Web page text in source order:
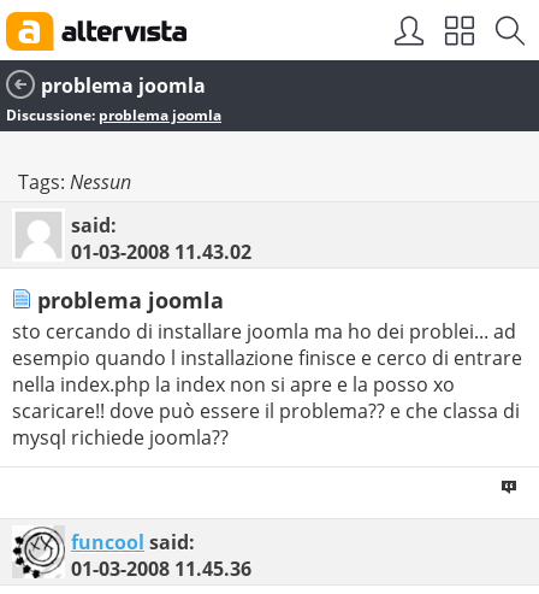
problema joomla
Discussione: problema joomla
Tags: Nessun
said:
01-03-2008 11.43.02
problema joomla
sto cercando di installare joomla ma ho dei problei... ad
esempio quando l installazione finisce e cerco di entrare
nella index.php la index non si apre e la posso xo
scaricare!! dove può essere il problema?? e che classa di
mysql richiede joomla??
funcool said:
01-03-2008 11.45.36